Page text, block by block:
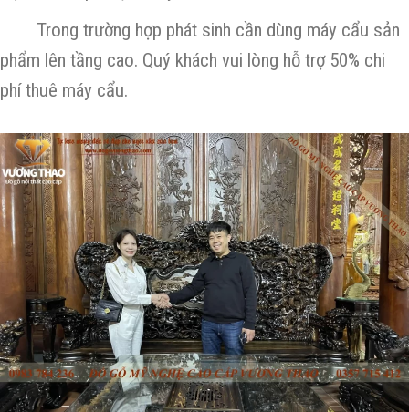
Trong trường hợp phát sinh cần dùng máy cẩu sản
phẩm lên tầng cao. Quý khách vui lòng hỗ trợ 50% chi
phí thuê máy cẩu.